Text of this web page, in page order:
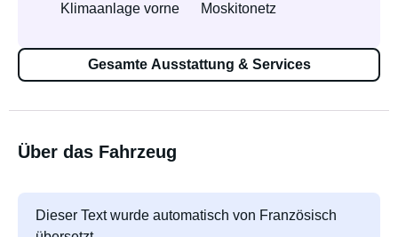
Klimaanlage vorne
Moskitonetz
Gesamte Ausstattung & Services
Über das Fahrzeug
Dieser Text wurde automatisch von Französisch